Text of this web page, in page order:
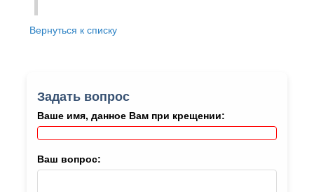
Вернуться к списку
Задать вопрос
Ваше имя, данное Вам при крещении:
Ваш вопрос: